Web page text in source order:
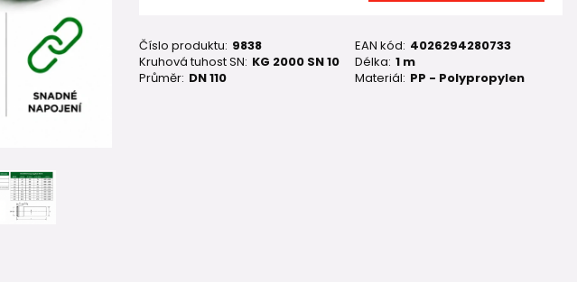
Číslo produktu: 9838 EAN kód: 4026294280733
Kruhová tuhost SN: KG 2000 SN 10 Délka: 1 m
Průměr: DN 110 Materiál: PP - Polypropylen